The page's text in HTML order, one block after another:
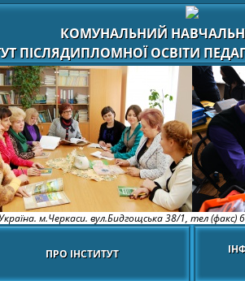
КОМУНАЛЬНИЙ
ПІСЛЯДИПЛОМНОЇ ОСВІТИ
м.Черкаси. вул.Бидгощська 38/1, тел (факс)
ПРО ІНСТИТУТ